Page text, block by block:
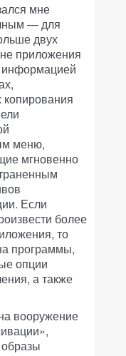
мне
— для
двух
приложения
информацией
меню,
мгновенно
Если
более
то
программы,
опции
а также
вооружение